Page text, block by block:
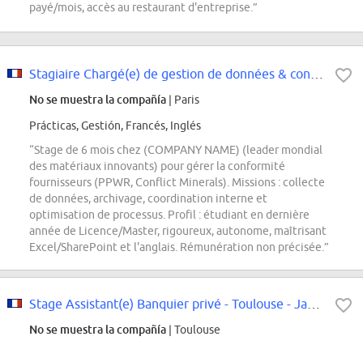
payé/mois, accès au restaurant d'entreprise.”
No se muestra la compañía | Paris
Prácticas, Gestión, Francés, Inglés
“Stage de 6 mois chez (COMPANY NAME) (leader mondial
des matériaux innovants) pour gérer la conformité
fournisseurs (PPWR, Conflict Minerals). Missions : collecte
de données, archivage, coordination interne et
optimisation de processus. Profil : étudiant en dernière
année de Licence/Master, rigoureux, autonome, maîtrisant
Excel/SharePoint et l'anglais. Rémunération non précisée.”
No se muestra la compañía | Toulouse